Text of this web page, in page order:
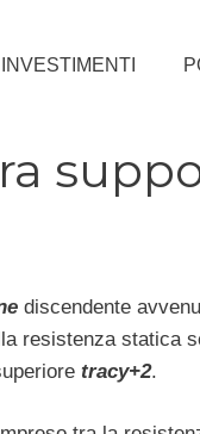
INVESTIMENTI
discendente
resistenza statica
tracy+2.